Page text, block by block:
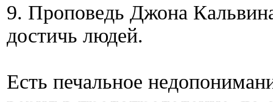
9. Проповедь Джона
достичь людей.
Есть печальное